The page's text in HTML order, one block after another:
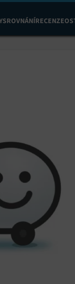
SROVNÁNÍRECENZE